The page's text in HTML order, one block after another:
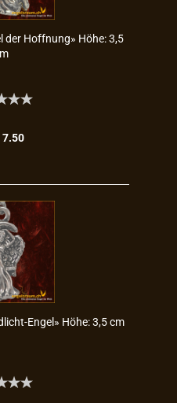
der Hoff­nung» Höhe: 3,5
7.50
​​Engel» Höhe: 3,5 cm